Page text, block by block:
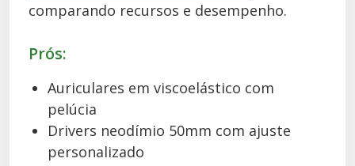
comparando recursos e desempenho.
Prós:
Auriculares em viscoelástico com
pelúcia
Drivers neodímio 50mm com ajuste
personalizado